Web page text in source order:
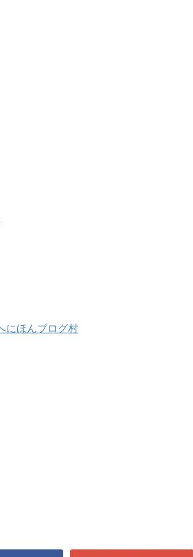
にほんブログ村